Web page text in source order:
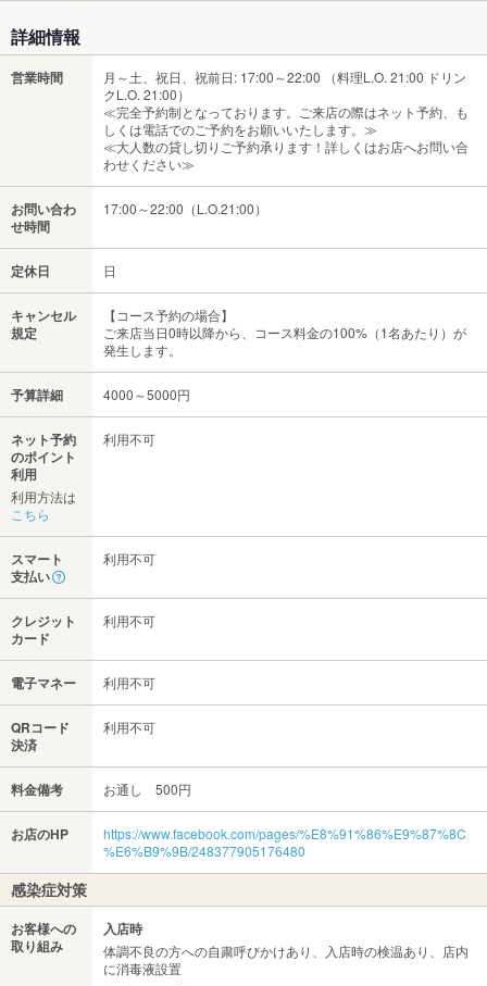
詳細情報
営業時間
月～土、祝日、祝前日: 17:00～22:00 （料理L.O. 21:00 ドリン
クL.O. 21:00）
≪完全予約制となっております。ご来店の際はネット予約、も
しくは電話でのご予約をお願いいたします。≫
≪大人数の貸し切りご予約承ります！詳しくはお店へお問い合
わせください≫
お問い合わ
せ時間
17:00～22:00（L.O.21:00）
定休日 日
キャンセル
規定
【コース予約の場合】
ご来店当日0時以降から、コース料金の100%（1名あたり）が
発生します。
予算詳細 4000～5000円
ネット予約
のポイント
利用
利用方法は
こちら
利用不可
スマート
支払い
利用不可
クレジット
カード
利用不可
電子マネー 利用不可
QRコード
決済
利用不可
料金備考 お通し 500円
お店のHP
https://www.facebook.com/pages/%E8%91%86%E9%87%8C
%E6%B9%9B/248377905176480
感染症対策
お客様への
取り組み
入店時
体調不良の方への自粛呼びかけあり、入店時の検温あり、店内
に消毒液設置